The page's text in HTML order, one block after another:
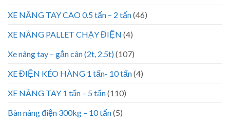
XE NÂNG TAY CAO 0.5 tấn – 2 tấn(46)
XE NÂNG PALLET CHẠY ĐIỆN (4)
Xe nâng tay – gắn cân (2t, 2.5t)(107)
XE ĐIỆN KÉO HÀNG 1 tấn- 10 tấn(4)
XE NÂNG TAY 1 tấn – 5 tấn(110)
Bàn nâng điện 300kg – 10 tấn(5)